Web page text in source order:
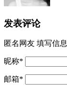
发表评论
匿名网友 填写信息
昵称*
邮箱*